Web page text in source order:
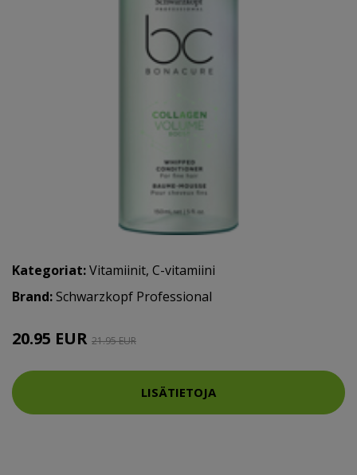
Kategoriat:Vitamiinit, C-vitamiini
Brand:Schwarzkopf Professional
20.95 EUR 21.95 EUR
LISÄTIETOJA